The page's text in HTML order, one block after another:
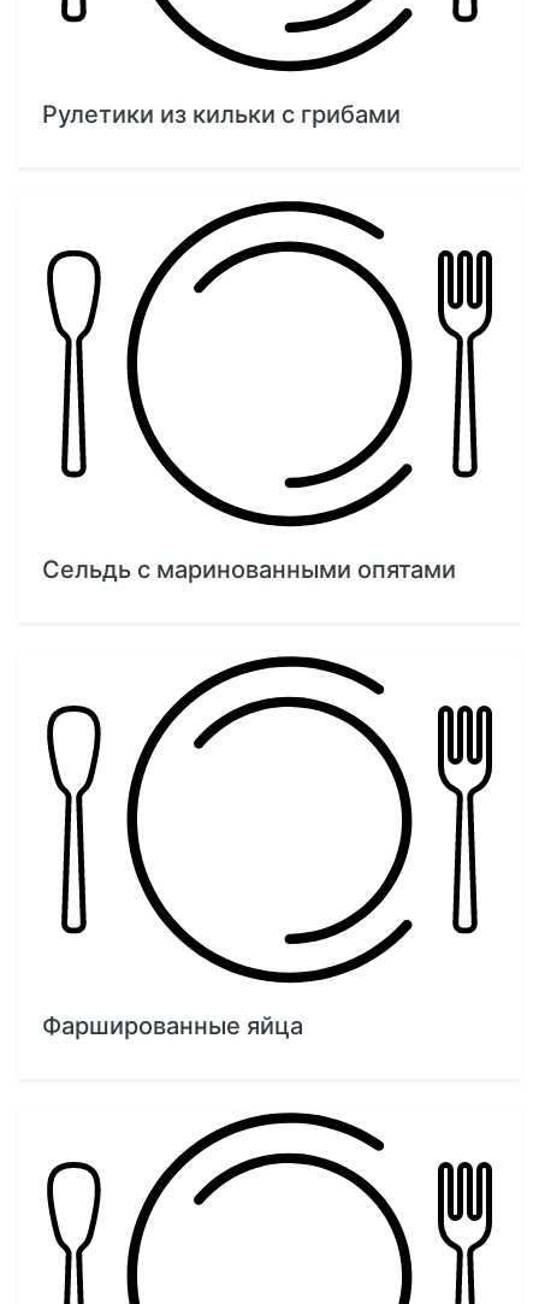
Рулетики из кильки с грибами
Сельдь с маринованными опятами
Фаршированные яйца